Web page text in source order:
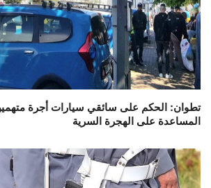
تطوان: الحكم على سائقي سيارات أجرة
المساعدة على الهجرة السرية